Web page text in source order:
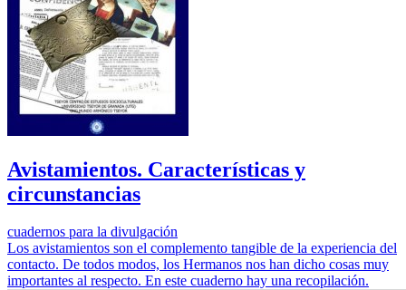
Avistamientos. Características y
circunstancias
cuadernos para la divulgación
Los avistamientos son el complemento tangible de la experiencia del
contacto. De todos modos, los Hermanos nos han dicho cosas muy
importantes al respecto. En este cuaderno hay una recopilación.